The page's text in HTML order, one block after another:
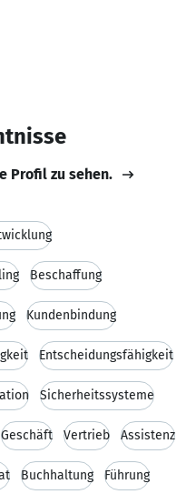
Profil zu sehen.
Beschaffung
Kundenbindung
Entscheidungsfähigkeit
Sicherheitssysteme
Geschäft Vertrieb Assistenz
Buchhaltung Führung